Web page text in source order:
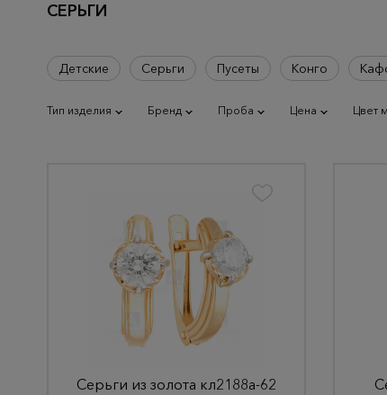
СЕРЬГИ
Детские Серьги Пусеты Конго
Тип изделия Бренд Проба Цена Цвет
Серьги из золота кл2188а-62